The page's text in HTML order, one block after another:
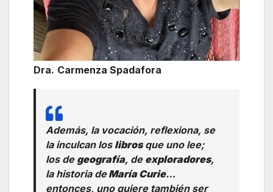
Dra. Carmenza Spadafora
Además, la vocación, reflexiona, se
la inculcan los librosque uno lee;
los de geografía, de exploradores,
la historia deMaría Curie…
entonces, uno quiere también ser